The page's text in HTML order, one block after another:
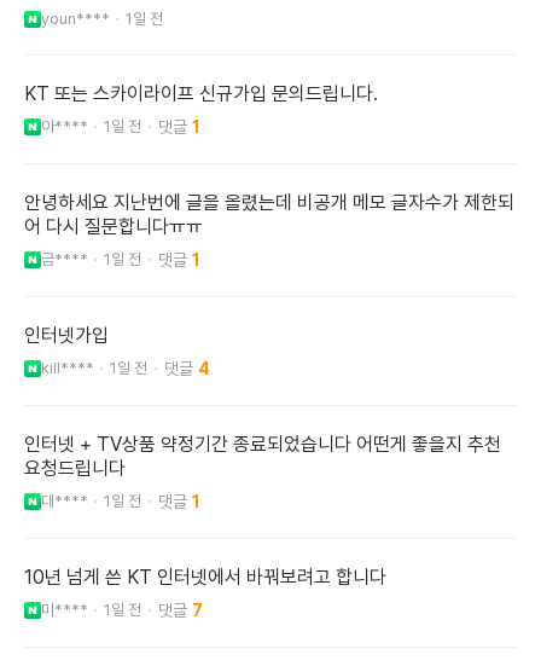
youn**** 1일 전
KT 또는 스카이라이프 신규가입 문의드립니다.
아**** 1일 전 1
안녕하세요 지난번에 글을 올렸는데 비공개 메모 글자수가 제한되
어 다시 질문합니다ㅠㅠ
금**** 1일 전 1
인터넷가입
kill**** 1일 전 4
인터넷 + TV상품 약정기간 종료되었습니다 어떤게 좋을지 추천
요청드립니다
대**** 1일 전 1
10년 넘게 쓴 KT 인터넷에서 바꿔보려고 합니다
미**** 1일 전 7